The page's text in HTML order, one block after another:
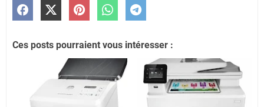
Ces posts pourraient vous intéresser :